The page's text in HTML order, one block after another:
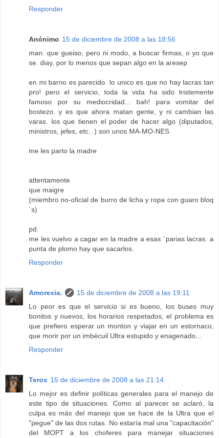
Responder
Anónimo 15 de diciembre de 2008 a las 18:56
man. que gueiso, pero ni modo, a buscar firmas, o yo que
se. diay, por lo menos que sepan algo en la aresep
en mi barrio es parecido. lo unico es que no hay lacras tan
pro! pero el servicio, toda la vida ha sido tristemente
famoso por su mediocridad... bah! para vomitar del
bostezo. y es que ahora matan gente, y ni cambian las
varas. los que tienen el poder de hacer algo (diputados,
ministros, jefes, etc...) son unos MA-MO-NES
me les parto la madre
attentamente
que maigre
(miembro no-oficial de burro de licha y ropa con guaro bloq
´s)
pd.
me les vuelvo a cagar en la madre a esas ´parias lacras. a
punta de plomo hay que sacarlos.
Responder
Amorexia.
15 de diciembre de 2008 a las 19:11
Lo peor es que el servicio si es bueno, los buses muy
bonitos y nuevos, los horarios respetados, el problema es
que prefiero esperar un monton y viajar en un estornaco,
que morir por un imbécuil Ultra estupido y enagenado...
Responder
Terox 15 de diciembre de 2008 a las 21:14
Lo mejor es definir políticas generales para el manejo de
este tipo de situaciones. Como al parecer se aclaró, la
culpa es más del manejo que se hace de la Ultra que el
"pegue" de las dos rutas. No estaría mal una "capacitación"
del MOPT a los choferes para manejar situaciones